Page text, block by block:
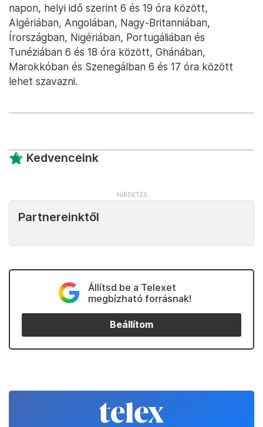
napon, helyi idő szerint 6 és 19 óra között,
Algériában, Angolában, Nagy-Britanniában,
Írországban, Nigériában, Portugáliában és
Tunéziában 6 és 18 óra között, Ghánában,
Marokkóban és Szenegálban 6 és 17 óra között
lehet szavazni.
Kedvenceink
Partnereinktől
Állítsd be a Telexet
megbízható forrásnak!
Beállítom